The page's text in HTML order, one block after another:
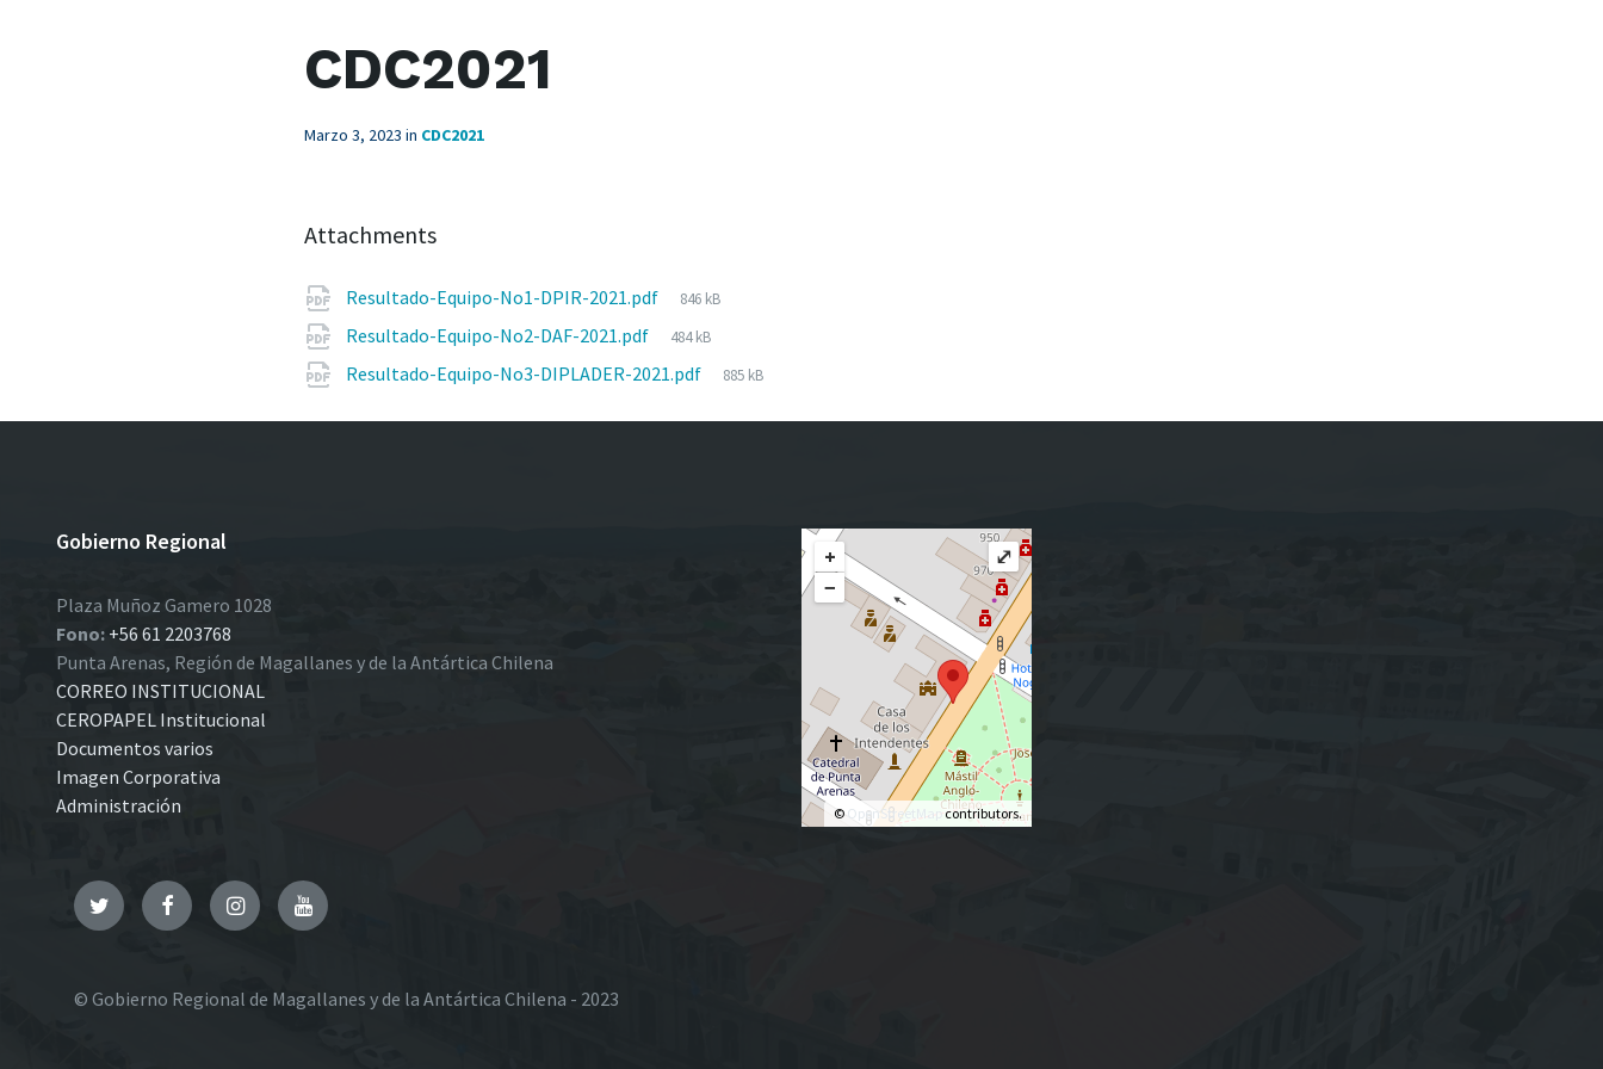
CDC2021
Marzo 3, 2023in CDC2021
Attachments
Resultado-Equipo-No1-DPIR-2021.pdf
File
846 kB
Resultado-Equipo-No2-DAF-2021.pdf
File
484 kB
Resultado-Equipo-No3-DIPLADER-2021.pdf
File
885 kB
Gobierno Regional
Plaza Muñoz Gamero 1028
Fono: +56 61 2203768
Punta Arenas, Región de Magallanes y de la Antártica Chilena
CORREO INSTITUCIONAL
CEROPAPEL Institucional
Documentos varios
Imagen Corporativa
Administración
+
−
© OpenStreetMapcontributors.
⤢
TwitterFacebookInstagramYouTube
© Gobierno Regional de Magallanes y de la Antártica Chilena - 2023